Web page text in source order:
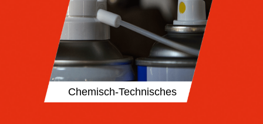
Chemisch-Technisches